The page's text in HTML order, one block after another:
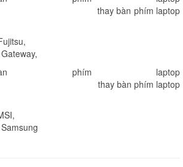
thay bàn phím laptop
,
,
phím laptop
thay bàn phím laptop
,